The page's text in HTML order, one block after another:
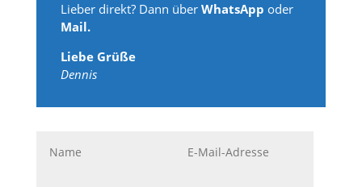
Lieber direkt? Dann überWhatsApp oder
Mail.
Liebe Grüße
Dennis